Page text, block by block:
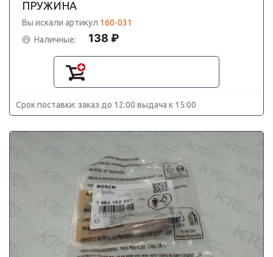
ПРУЖИНА
Вы искали артикул 160-031
Наличные:
138 ₽
Срок поставки: заказ до 12:00 выдача к 15:00